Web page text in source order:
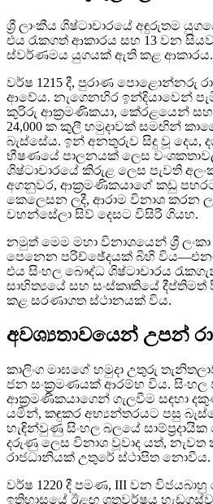
ශ්‍රී ලාංකීය ශිෂ්ටාචාරයේ අඳුරුතම
එය රැකගත් ආකාරය සහ 13 වන
ස්වර්ණමය යුගයක් ඇති කළ ආකාරය.
වර්ෂ 1215 දී, පුරාණ පොළොන්නරු
ආවේය. නැගෙනහිර ඉන්දියාවෙන්
කුරිරු ආක්‍රමණිකයා, කේරළයෙන්
24,000 ක කුලී හමුදාවක් සමඟින්
බැස්සේය. ඉන් අනතුරුව සිදු වූ දෙය,
භීෂණයේ පාලනයක් ලෙස
ශිෂ්ටාචාරයේ කිරුළ ලෙස පැවති
අගනුවර, ආක්‍රමණිකයාගේ කඩු
කෙලෙසන ලදී, ආරාම විනාශ කරන
වහන්සේලා සිව් දෙසට විසිරී ගියහ.
නමුත් මෙම මහා විනාශයෙන් ශ්‍රී
පෙනෙන පරිච්ඡේදයක් බිහි
එය සිංහල බෞද්ධ ශිෂ්ටාචාරය
සාහිත්‍යයේ සහ සංස්කෘතියේ
කළ සරණාගත ස්ථානයක් විය.
අවශ්‍යතාවයෙන් උපන්
කාලිංග මාඝගේ හමුදා උතුරු
ජන සංක්‍රමණයක් ආරම්භ විය. සිංහල
ආක්‍රමණිකයාගෙන් ගැලවීම සඳහා
යමින්, කඳුකර අභ්‍යන්තරයට පසු
හැඳින්වුණු සිංහල බලයේ
දරුණු ලෙස විනාශ වූවාද යත්, නැවත
රාජධානියක් උතුරේ ස්ථාපිත නොවීය.
වර්ෂ 1220 දී පමණ, III වන විජයබාහු
ඉතිහාසයේ ඊළඟ ශතවර්ෂය